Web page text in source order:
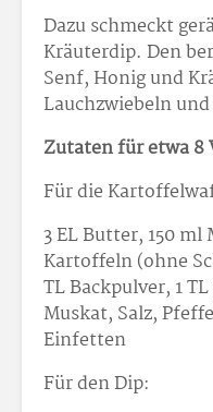
Dazu schmeckt
Kräuterdip. Den
Senf, Honig und
Lauchzwiebeln
Zutaten für etwa 8
Für die
3 EL Butter, 150
Kartoffeln (ohne
TL Backpulver, 1
Muskat, Salz,
Einfetten
Für den Dip: